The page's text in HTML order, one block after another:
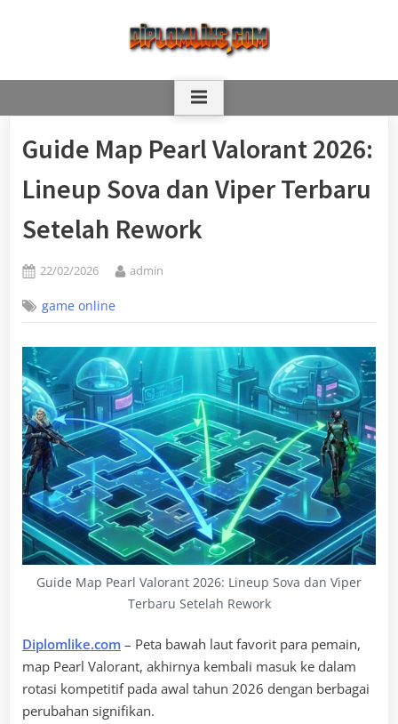
Guide Map Pearl Valorant 2026:
Lineup Sova dan Viper Terbaru
Setelah Rework
Posted
22/02/2026 By
admin
game online
Guide Map Pearl Valorant 2026: Lineup Sova dan Viper
Terbaru Setelah Rework
Diplomlike.com – Peta bawah laut favorit para pemain,
map Pearl Valorant, akhirnya kembali masuk ke dalam
rotasi kompetitif pada awal tahun 2026 dengan berbagai
perubahan signifikan.